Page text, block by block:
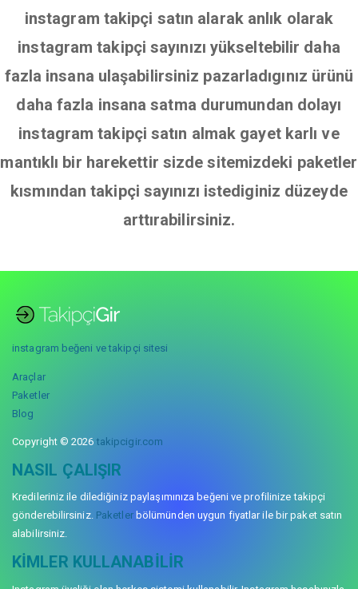
instagram takipçi satın alarak anlık olarak
instagram takipçi sayınızı yükseltebilir daha
fazla insana ulaşabilirsiniz pazarladıgınız ürünü
daha fazla insana satma durumundan dolayı
instagram takipçi satın almak gayet karlı ve
mantıklı bir harekettir sizde sitemizdeki paketler
kısmından takipçi sayınızı istediginiz düzeyde
arttırabilirsiniz.
instagram beğeni ve takipçi sitesi
Araçlar
Paketler
Blog
Copyright © 2026 takipcigir.com
NASIL ÇALIŞIR
Kredileriniz ile dilediğiniz paylaşımınıza beğeni ve profilinize takipçi
gönderebilirsiniz. Paketlerbölümünden uygun fiyatlar ile bir paket satın
alabilirsiniz.
KIMLER KULLANABILIR